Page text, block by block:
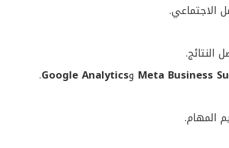
Meta Business وGoogle Analytics
.
المهام.